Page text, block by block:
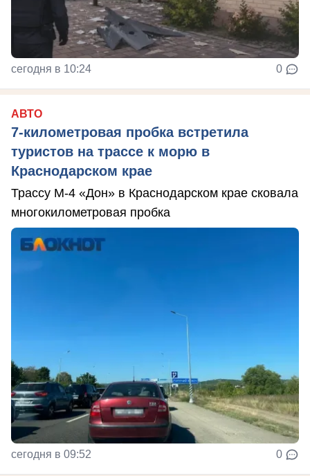
сегодня в 10:24 0
АВТО
7-километровая пробка встретила
туристов на трассе к морю в
Краснодарском крае
Трассу М-4 «Дон» в Краснодарском крае сковала
многокилометровая пробка
сегодня в 09:52 0